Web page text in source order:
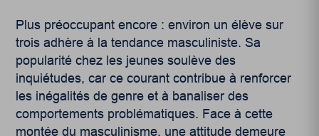
Plus préoccupant encore : environ un élève sur
trois adhère à la tendance masculiniste. Sa
popularité chez les jeunes soulève des
inquiétudes, car ce courant contribue à renforcer
les inégalités de genre et à banaliser des
comportements problématiques. Face à cette
montée du masculinisme, une attitude demeure